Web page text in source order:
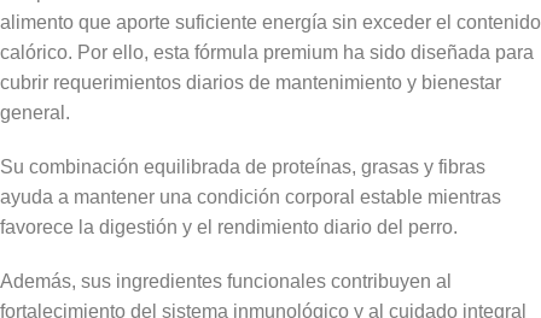
alimento que aporte suficiente energía sin exceder el contenido
calórico. Por ello, esta fórmula premium ha sido diseñada para
cubrir requerimientos diarios de mantenimiento y bienestar
general.
Su combinación equilibrada de proteínas, grasas y fibras
ayuda a mantener una condición corporal estable mientras
favorece la digestión y el rendimiento diario del perro.
Además, sus ingredientes funcionales contribuyen al
fortalecimiento del sistema inmunológico y al cuidado integral